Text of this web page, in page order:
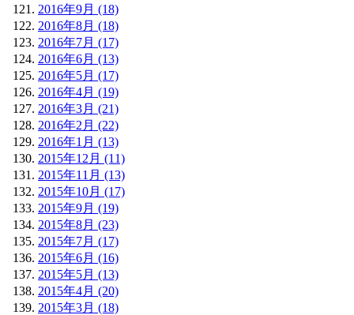
2016年9月 (18)
2016年8月 (18)
2016年7月 (17)
2016年6月 (13)
2016年5月 (17)
2016年4月 (19)
2016年3月 (21)
2016年2月 (22)
2016年1月 (13)
2015年12月 (11)
2015年11月 (13)
2015年10月 (17)
2015年9月 (19)
2015年8月 (23)
2015年7月 (17)
2015年6月 (16)
2015年5月 (13)
2015年4月 (20)
2015年3月 (18)